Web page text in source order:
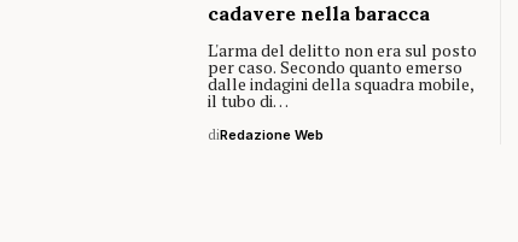
cadavere nella baracca
L'arma del delitto non era sul posto
per caso. Secondo quanto emerso
dalle indagini della squadra mobile,
il tubo di…
diRedazione Web